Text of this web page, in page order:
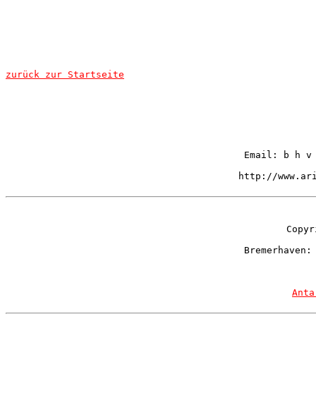
zurück zur Startseite
Email: b h
http://